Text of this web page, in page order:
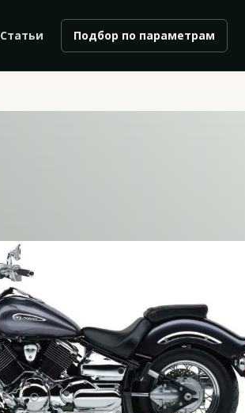
Статьи Подбор по параметрам